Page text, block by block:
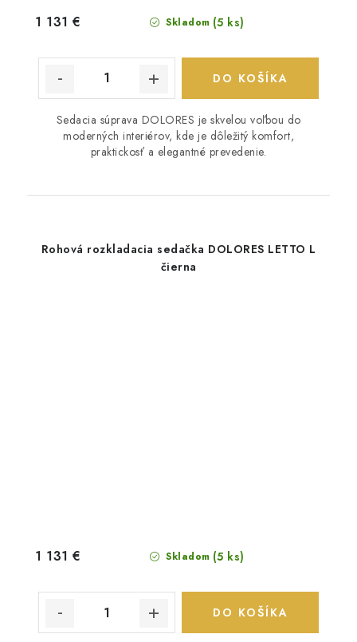
Skladom (5 ks)
1 131 €
DO KOŠÍKA
Sedacia súprava DOLORES je skvelou voľbou do
moderných interiérov, kde je dôležitý komfort,
praktickosť a elegantné prevedenie.
Rohová rozkladacia sedačka DOLORES LETTO L
čierna
Skladom (5 ks)
1 131 €
DO KOŠÍKA